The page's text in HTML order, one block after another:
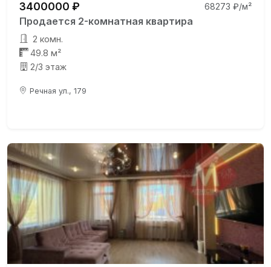
3400000 ₽ 68273 ₽/м²
Продается 2-комнатная квартира
2 комн.
49.8 м²
2/3 этаж
Речная ул., 179